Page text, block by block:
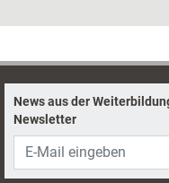
News aus der
Newsletter